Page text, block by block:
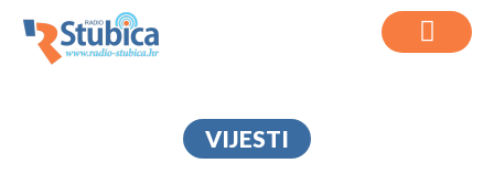
VIJESTI